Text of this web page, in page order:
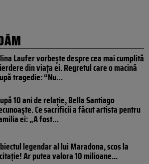
Laufer vorbește despre cea mai cumplită
din viața ei. Regretul care o macină
tragedie: “Nu…
10 ani de relație, Bella Santiago
Ce sacrificii a făcut artista pentru
ei: „A fost…
legendar al lui Maradona, scos la
Ar putea valora 10 milioane...